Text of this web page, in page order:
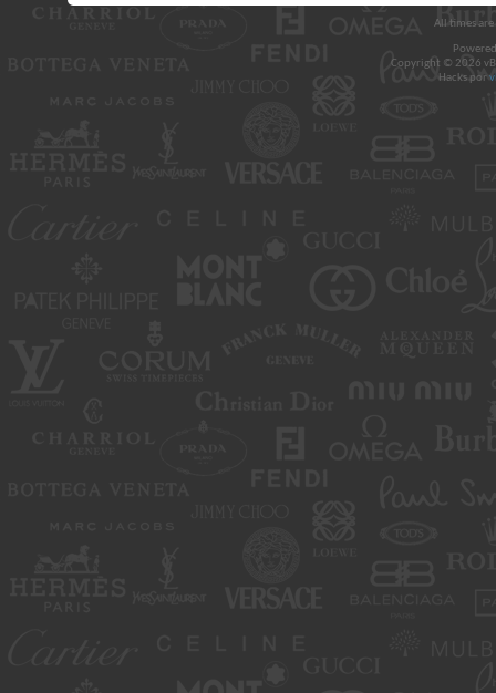
All times
Copyright © 2026
Hacks por